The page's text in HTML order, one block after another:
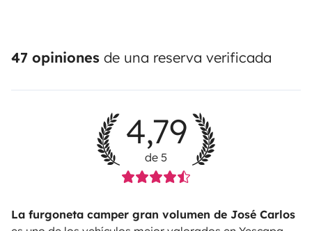
47 opiniones de una reserva verificada
4,79
de 5
La furgoneta camper gran volumen de José Carlos